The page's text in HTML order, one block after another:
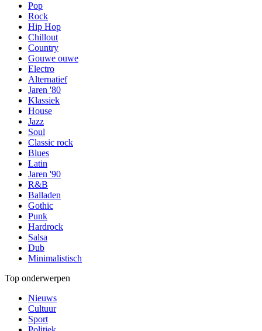
Pop
Rock
Hip Hop
Chillout
Country
Gouwe ouwe
Electro
Alternatief
Jaren '80
Klassiek
House
Jazz
Soul
Classic rock
Blues
Latin
Jaren '90
R&B
Balladen
Gothic
Punk
Hardrock
Salsa
Dub
Minimalistisch
Top onderwerpen
Nieuws
Cultuur
Sport